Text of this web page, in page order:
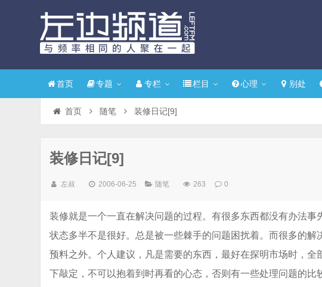
首页 专题 专栏 栏目 心理 别处
首页 随笔 装修日记[9]
装修日记[9]
左叔 2006-06-25 随笔 263 0
装修就是一个一直在解决问题的过程。有很多东西都没有办法
状态多半不是很好。总是被一些棘手的问题困扰着。而很多的
预料之外。个人建议，凡是需要的东西，最好在探明市场时，全
下敲定，不可以抱着到时再看的心态，否则有一些处理问题的